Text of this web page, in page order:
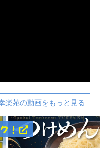
楽苑の動画をもっと見る
！